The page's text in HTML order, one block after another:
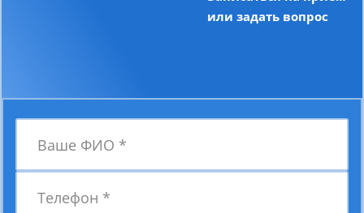
или задать вопрос
Ваше ФИО *
Телефон *